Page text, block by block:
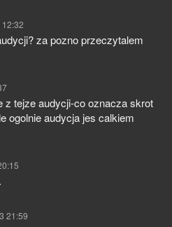
za pozno przeczytalem
z tejze audycji-co oznacza skrot
ogolnie audycja jes calkiem
21:59